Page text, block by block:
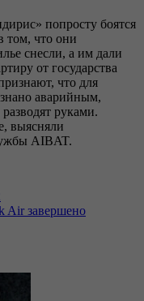
попросту боятся
том, что они
снесли, а им дали
от государства
что для
аварийным,
руками.
выясняли
AIBAT.
Air завершено